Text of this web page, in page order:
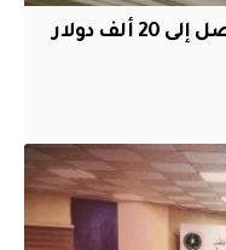
أميركا تقر سندات تأشيرات تصل إلى 20 ألف دولار